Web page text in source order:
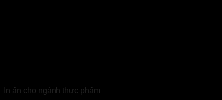
In ấn cho ngành thực phẩm